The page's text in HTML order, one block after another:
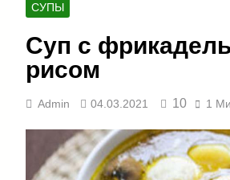
СУПЫ
Суп с
рисом
Admin 04.03.2021 10 1